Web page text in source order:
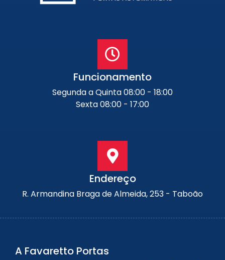
Funcionamento
Segunda a Quinta 08:00 - 18:00
Sexta 08:00 - 17:00
Endereço
R. Armandina Braga de Almeida, 253 - Taboão
A Favaretto Portas